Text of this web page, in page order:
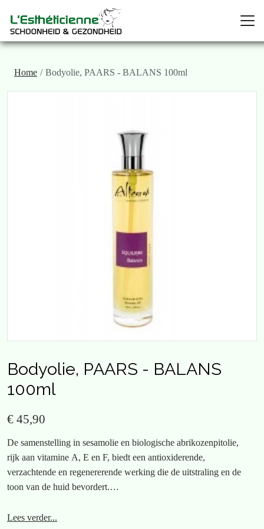
Home Bodyolie, PAARS - BALANS 100ml
Bodyolie, PAARS - BALANS
100ml
€ 45,90
De samenstelling in sesamolie en biologische abrikozenpitolie,
rijk aan vitamine A, E en F, biedt een antioxiderende,
verzachtende en regenererende werking die de uitstraling en de
toon van de huid bevordert.
De geur Violet Altearah (essentiële oliën van lavendel, lavendel,
Lees verder...